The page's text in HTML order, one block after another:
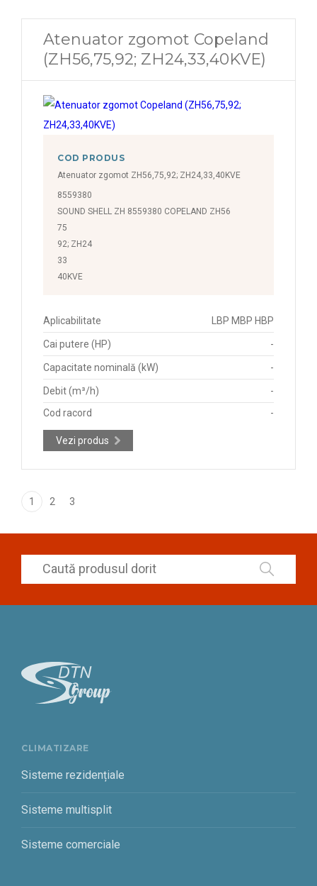
Atenuator zgomot Copeland
(ZH56,75,92; ZH24,33,40KVE)
COD PRODUS
Atenuator zgomot ZH56,75,92; ZH24,33,40KVE
8559380
SOUND SHELL ZH 8559380 COPELAND ZH56
75
92; ZH24
33
40KVE
Aplicabilitate LBP MBP HBP
Cai putere (HP) -
Capacitate nominală (kW) -
Debit (m³/h)
-
Cod racord
-
Vezi produs
1 2 3
CLIMATIZARE
Sisteme rezidențiale
Sisteme multisplit
Sisteme comerciale